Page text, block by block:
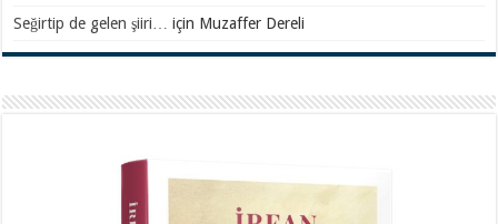
Seğirtip de gelen şiiri…
için Muzaffer Dereli